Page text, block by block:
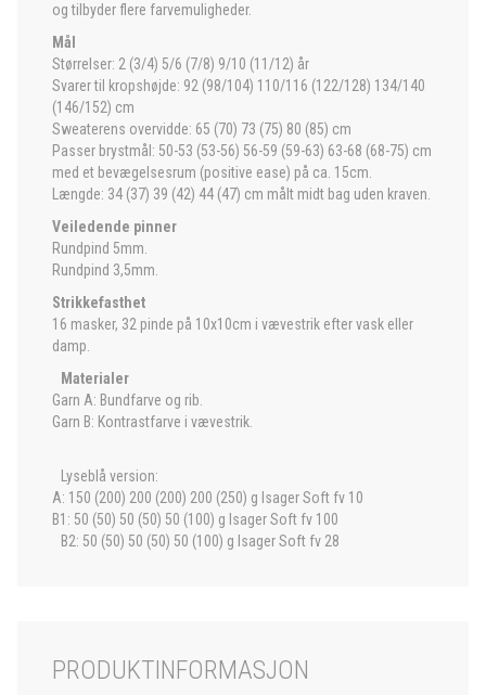
og tilbyder flere farvemuligheder.
Mål
Størrelser: 2 (3/4) 5/6 (7/8) 9/10 (11/12) år
Svarer til kropshøjde: 92 (98/104) 110/116 (122/128) 134/140
(146/152) cm
Sweaterens overvidde: 65 (70) 73 (75) 80 (85) cm
Passer brystmål: 50-53 (53-56) 56-59 (59-63) 63-68 (68-75) cm
med et bevægelsesrum (positive ease) på ca. 15cm.
Længde: 34 (37) 39 (42) 44 (47) cm målt midt bag uden kraven.
Veiledende pinner
Rundpind 5mm.
Rundpind 3,5mm.
Strikkefasthet
16 masker, 32 pinde på 10x10cm i vævestrik efter vask eller
damp.
Materialer
Garn A: Bundfarve og rib.
Garn B: Kontrastfarve i vævestrik.
Lyseblå version:
A: 150 (200) 200 (200) 200 (250) g Isager Soft fv 10
B1: 50 (50) 50 (50) 50 (100) g Isager Soft fv 100
B2: 50 (50) 50 (50) 50 (100) g Isager Soft fv 28
PRODUKTINFORMASJON